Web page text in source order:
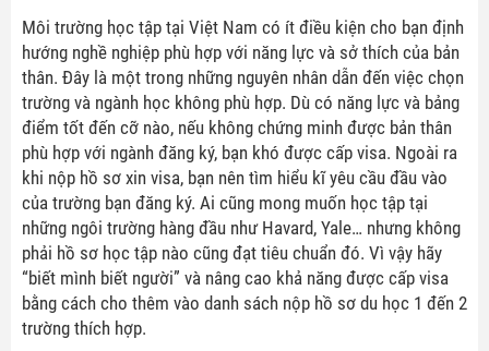
Môi trường học tập tại Việt Nam có ít điều kiện cho bạn định
hướng nghề nghiệp phù hợp với năng lực và sở thích của bản
thân. Đây là một trong những nguyên nhân dẫn đến việc chọn
trường và ngành học không phù hợp. Dù có năng lực và bảng
điểm tốt đến cỡ nào, nếu không chứng minh được bản thân
phù hợp với ngành đăng ký, bạn khó được cấp visa. Ngoài ra
khi nộp hồ sơ xin visa, bạn nên tìm hiểu kĩ yêu cầu đầu vào
của trường bạn đăng ký. Ai cũng mong muốn học tập tại
những ngôi trường hàng đầu như Havard, Yale… nhưng không
phải hồ sơ học tập nào cũng đạt tiêu chuẩn đó. Vì vậy hãy
“biết mình biết người” và nâng cao khả năng được cấp visa
bằng cách cho thêm vào danh sách nộp hồ sơ du học 1 đến 2
trường thích hợp.